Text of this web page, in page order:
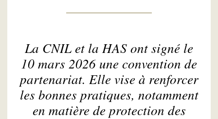
La CNIL et la HAS ont signé le
10 mars 2026 une convention de
partenariat. Elle vise à renforcer
les bonnes pratiques, notamment
en matière de protection des